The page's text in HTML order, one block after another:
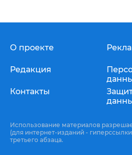
О проекте
Редакция
Контакты
Использование материалов
(для интернет-изданий -
третьего абзаца.